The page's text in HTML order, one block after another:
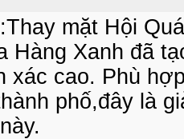
mặt Hội
Hàng Xanh đã
xác cao. Phù
phố,đây là